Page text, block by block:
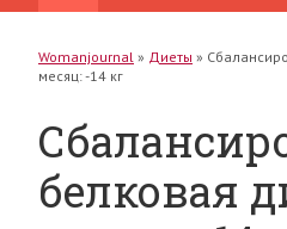
Womanjournal » Диеты »
месяц: -14 кг
белковая